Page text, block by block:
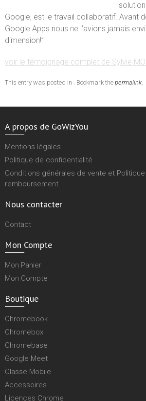
Google, est le travail collaboratif. Avant
Google Apps nous ne l’avions jamais
dimension!”
voir le témoignage complet de Sylvie
This entry was posted in . Bookmark the permalink.
A propos de GoWizYou
Mentions légales
Politique de confidentialité
Conditions générales de vente et
remboursement
Nous contacter
Contact
Mon Compte
Mon Panier
Mon Compte
Boutique
Chromebook
Chromebox
Chromebase
Google Meet
Classe Mobile
Accessoires
Licences Chrome